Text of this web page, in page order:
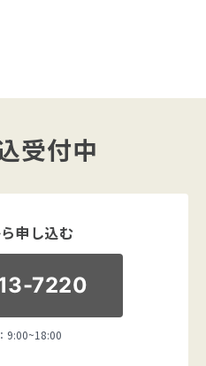
受付中
申し込む
7220
9:00~18:00